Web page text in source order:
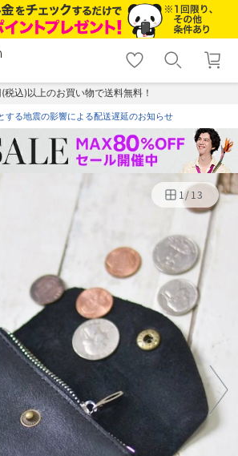
shopping_cart lock_outline
ログイン
税込)以上のお買い物で送料無料！
する地震の影響による配送遅延のお知らせ
1/13